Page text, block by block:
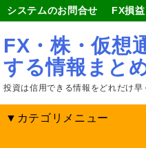
システムのお問合せ FX損
FX・株・仮想
する情報まと
投資は信用できる情報をどれだけ
▼カテゴリメニュー